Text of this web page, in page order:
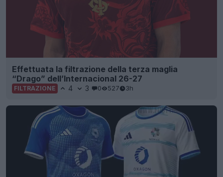
Effettuata la filtrazione della terza maglia
“Drago” dell’Internacional 26-27
FILTRAZIONE 4 3 0 527 3h